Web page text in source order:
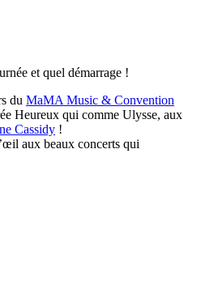
et quel démarrage !
du MaMA Music & Convention
Heureux qui comme Ulysse, aux
Cassidy !
aux beaux concerts qui